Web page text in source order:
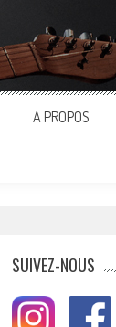
A PROPOS
SUIVEZ-NOUS